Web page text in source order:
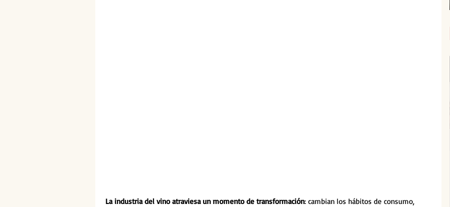
La industria del vino atraviesa un momento de transformación: cambian los hábitos de consumo,